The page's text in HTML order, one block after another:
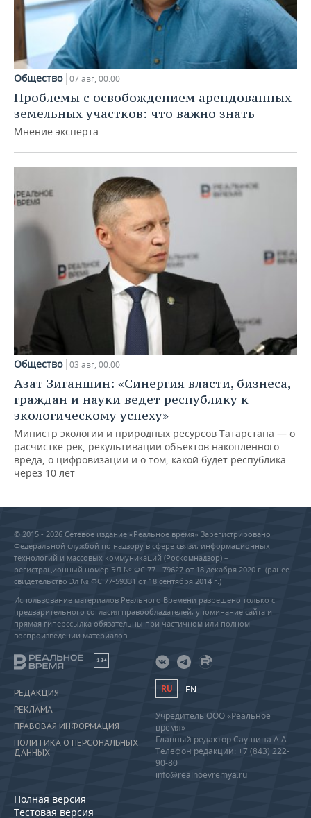
Общество 07 авг, 00:00
Проблемы с освобождением арендованных
земельных участков: что важно знать
Мнение эксперта
Общество 03 авг, 00:00
Азат Зиганшин: «Синергия власти, бизнеса,
граждан и науки ведет республику к
экологическому успеху»
Министр экологии и природных ресурсов Татарстана — о
расчистке рек, рекультивации объектов накопленного
вреда, о цифровизации и о том, какой будет республика
через 10 лет
© 2015 - 2026 Сетевое издание «Реальное время» Зарегистрировано
Федеральной службой по надзору в сфере связи, информационных
технологий и массовых коммуникаций (Роскомнадзор) –
регистрационный номер ЭЛ № ФС 77 - 79627 от 18 декабря 2020 г. (ранее
свидетельство Эл № ФС 77-59331 от 18 сентября 2014 г.)
Использование материалов Реального Времени разрешено только с
предварительного согласия правообладателей, упоминание сайта и
прямая гиперссылка обязательны при частичном или полном
воспроизведении материалов.
18+
РЕДАКЦИЯ
РЕКЛАМА
ПРАВОВАЯ ИНФОРМАЦИЯ
ПОЛИТИКА О ПЕРСОНАЛЬНЫХ
ДАННЫХ
Полная версия
Тестовая версия
RU EN
Учредитель ООО «Реальное
время»
Главный редактор Саушина А.А.
Телефон редакции: +7 (843) 222-
90-80
info@realnoevremya.ru